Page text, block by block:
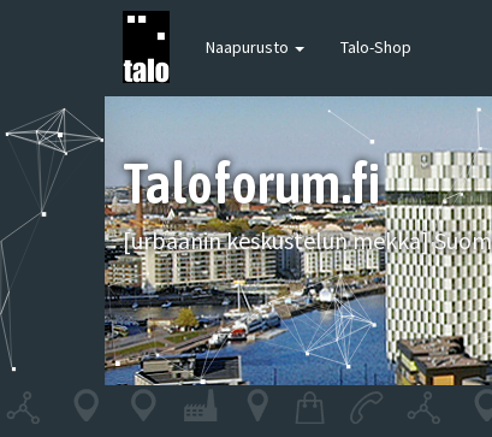
Naapurusto Talo-Shop
Taloforum.fi
[urbaanin keskustelun mekka]